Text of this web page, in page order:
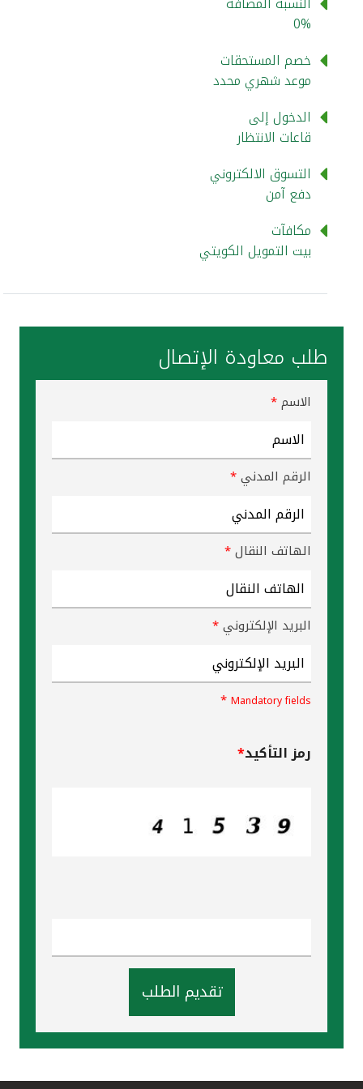
المملكة المتحدة
مملكة البحرين
0%
خصم المستحقات
موعد شهري محدد
الدخول إلى
قاعات الانتظار
التسوق الالكتروني
دفع آمن
مكافآت
بيت التمويل الكويتي
طلب معاودة الإتصال
الاسم*
الرقم المدني*
الهاتف النقال*
البريد الإلكتروني*
Mandatory fields
*
رمز التأكيد*
تقديم الطلب